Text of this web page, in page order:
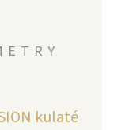
kulaté